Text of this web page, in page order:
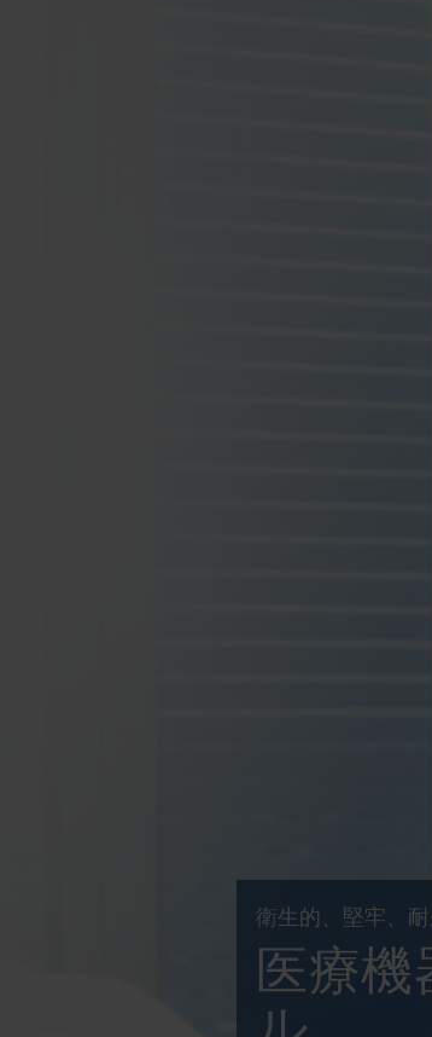
衛生的、堅牢、
医療機
ル